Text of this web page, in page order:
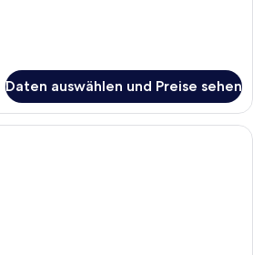
Daten auswählen und Preise sehen
Doppelzimmer, Balkon |